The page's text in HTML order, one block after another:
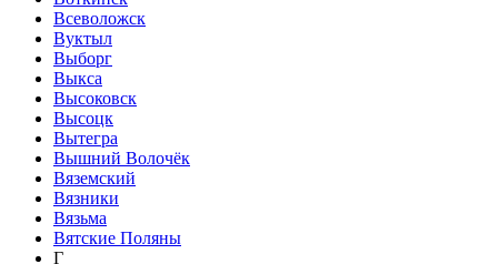
Всеволожск
Вуктыл
Выборг
Выкса
Высоковск
Высоцк
Вытегра
Вышний Волочёк
Вяземский
Вязники
Вязьма
Вятские Поляны
Г